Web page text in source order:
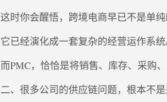
这时你会醒悟，跨境电商早已不是单纯
它已经演化成一套复杂的经营运作系统
而PMC，恰恰是将销售、库存、采购
二、很多公司的供应链问题，根本不